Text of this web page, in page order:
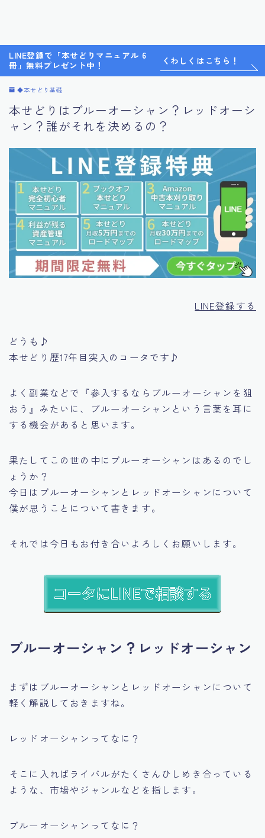
LINE登録で「本せどりマニュアル 6
冊」無料プレゼント中！
くわしくはこちら！
◆本せどり基礎
本せどりはブルーオーシャン？レッドオーシ
ャン？誰がそれを決めるの？
LINE登録する
どうも♪
本せどり歴17年目突入のコータです♪
よく副業などで 『参入するならブルーオーシャンを狙
おう』 みたいに、ブルーオーシャンという言葉を耳に
する機会があると思います。
果たしてこの世の中にブルーオーシャンはあるのでし
ょうか？
今日はブルーオーシャンとレッドオーシャンについて
僕が思うことについて書きます。
それでは今日もお付き合いよろしくお願いします。
ブルーオーシャン？レッドオーシャン
まずはブルーオーシャンとレッドオーシャンについて
軽く解説しておきますね。
レッドオーシャンってなに？
そこに入ればライバルがたくさんひしめき合っている
ような、市場やジャンルなどを指します。
ブルーオーシャンってなに？